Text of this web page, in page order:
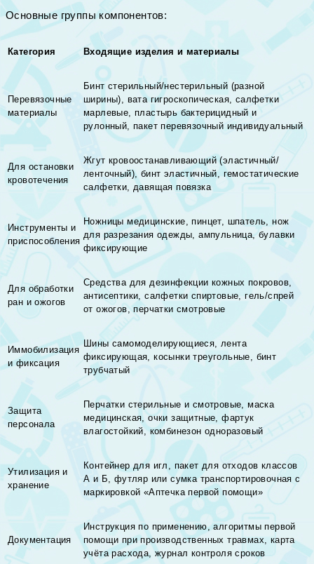
Основные группы компонентов:
Категория Входящие изделия и материалы
Перевязочные
материалы
Бинт стерильный/нестерильный (разной
ширины), вата гигроскопическая, салфетки
марлевые, пластырь бактерицидный и
рулонный, пакет перевязочный индивидуальный
Для остановки
кровотечения
Жгут кровоостанавливающий (эластичный/
ленточный), бинт эластичный, гемостатические
салфетки, давящая повязка
Инструменты и
приспособления
Ножницы медицинские, пинцет, шпатель, нож
для разрезания одежды, ампульница, булавки
фиксирующие
Для обработки
ран и ожогов
Средства для дезинфекции кожных покровов,
антисептики, салфетки спиртовые, гель/спрей
от ожогов, перчатки смотровые
Иммобилизация
и фиксация
Шины самомоделирующиеся, лента
фиксирующая, косынки треугольные, бинт
трубчатый
Защита
персонала
Перчатки стерильные и смотровые, маска
медицинская, очки защитные, фартук
влагостойкий, комбинезон одноразовый
Утилизация и
хранение
Контейнер для игл, пакет для отходов классов
А и Б, футляр или сумка транспортировочная с
маркировкой «Аптечка первой помощи»
Документация
Инструкция по применению, алгоритмы первой
помощи при производственных травмах, карта
учёта расхода, журнал контроля сроков